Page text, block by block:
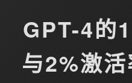
GPT-4的
与2%激